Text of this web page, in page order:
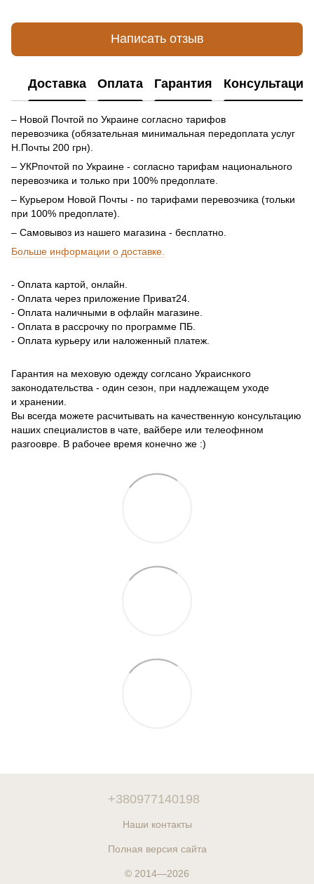
Написать отзыв
Доставка Оплата Гарантия Консультация
– Новой Почтой по Украине согласно тарифов
перевозчика (обязательная минимальная передоплата услуг
Н.Почты 200 грн).
– УКРпочтой по Украине - согласно тарифам национального
перевозчика и только при 100% предоплате.
– Курьером Новой Почты - по тарифами перевозчика (тольки
при 100% предоплате).
– Самовывоз из нашего магазина - бесплатно.
Больше информации о доставке.
- Оплата картой, онлайн.
- Оплата через приложение Приват24.
- Оплата наличными в офлайн магазине.
- Оплата в рассрочку по программе ПБ.
- Оплата курьеру или наложенный платеж.
Гарантия на меховую одежду соглсано Украиснкого
законодательства - один сезон, при надлежащем уходе
и хранении.
Вы всегда можете расчитывать на качественную консультацию
наших специалистов в чате, вайбере или телеофнном
разгоовре. В рабочее время конечно же :)
+380977140198
Наши контакты
Полная версия сайта
© 2014—2026